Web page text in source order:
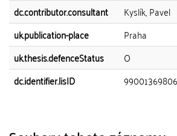
dc.contributor.consultant
Kyslík, Pavel
uk.publication-place
Praha
uk.thesis.defenceStatus
O
dc.identifier.lisID